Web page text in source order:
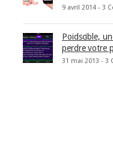
9 avril 2014 - 3
Poidscible,
perdre votre
31 mai 2013 - 3